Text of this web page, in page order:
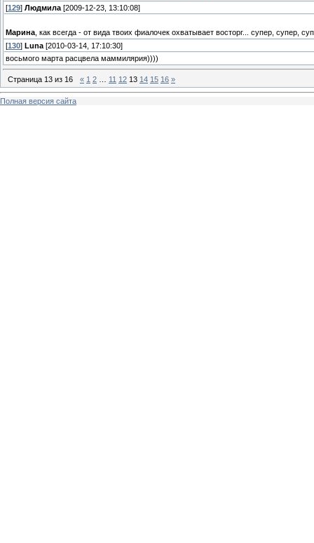
[129] Людмила [2009-12-23, 13:10:08]
Марина , как всегда - от вида твоих фиалочек охватывает восторг... супер, супер,
[130] Luna [2010-03-14, 17:10:30]
восьмого марта расцвела маммилярия))))
Страница 13 из 16 « 1 2 11 12 13 14 15 16 »
Полная версия сайта